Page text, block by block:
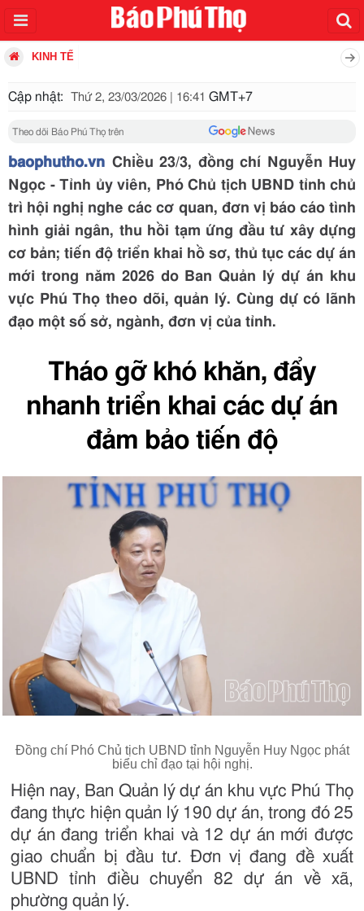
KINH TẾ
Cập nhật: Thứ 2, 23/03/2026 | 16:41 GMT+7
Theo dõi Báo Phú Thọ trên
baophutho.vn Chiều 23/3, đồng chí Nguyễn Huy
Ngọc - Tỉnh ủy viên, Phó Chủ tịch UBND tỉnh chủ
trì hội nghị nghe các cơ quan, đơn vị báo cáo tình
hình giải ngân, thu hồi tạm ứng đầu tư xây dựng
cơ bản; tiến độ triển khai hồ sơ, thủ tục các dự án
mới trong năm 2026 do Ban Quản lý dự án khu
vực Phú Thọ theo dõi, quản lý. Cùng dự có lãnh
đạo một số sở, ngành, đơn vị của tỉnh.
Tháo gỡ khó khăn, đẩy
nhanh triển khai các dự án
đảm bảo tiến độ
Đồng chí Phó Chủ tịch UBND tỉnh Nguyễn Huy Ngọc phát
biểu chỉ đạo tại hội nghị.
Hiện nay, Ban Quản lý dự án khu vực Phú Thọ
đang thực hiện quản lý 190 dự án, trong đó 25
dự án đang triển khai và 12 dự án mới được
giao chuẩn bị đầu tư. Đơn vị đang đề xuất
UBND tỉnh điều chuyển 82 dự án về xã,
phường quản lý.